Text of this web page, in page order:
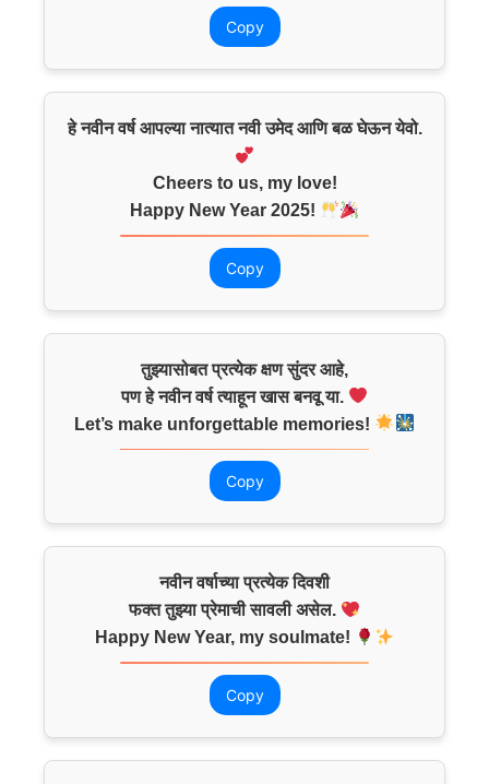
Copy
हे नवीन वर्ष आपल्या नात्यात नवी उमेद आणि बळ घेऊन येवो.
Cheers to us, my love!
Happy New Year 2025!
Copy
तुझ्यासोबत प्रत्येक क्षण सुंदर आहे,
पण हे नवीन वर्ष त्याहून खास बनवू या.
Let’s make unforgettable memories!
Copy
नवीन वर्षाच्या प्रत्येक दिवशी
फक्त तुझ्या प्रेमाची सावली असेल.
Happy New Year, my soulmate!
Copy